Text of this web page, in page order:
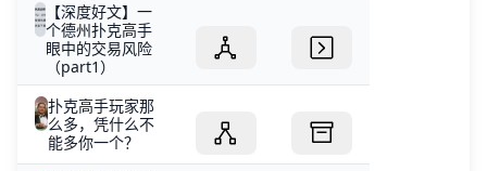
【深度好文】一
个德州扑克高手
眼中的交易风险
（part1）
扑克高手玩家那
么多，凭什么不
能多你一个？